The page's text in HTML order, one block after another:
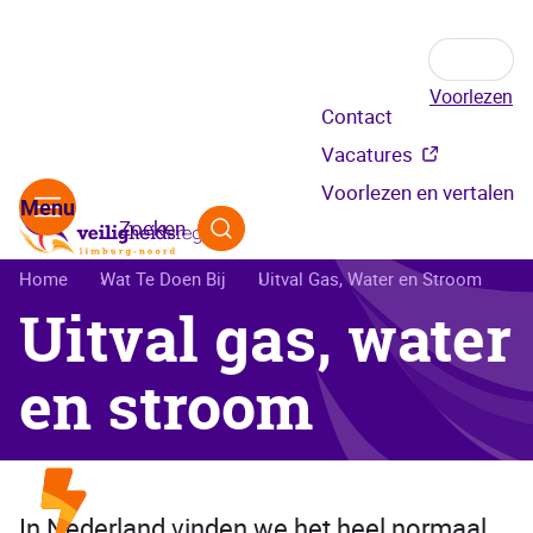
Voorlezen
Secundair
menu
Contact
Vacatures
Voorlezen en vertalen
Zoeken
Kruimelpad
Home Wat Te Doen Bij Uitval Gas, Water en Stroom
Uitval gas, water
en stroom